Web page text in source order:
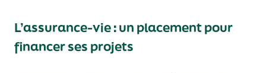
L’assurance-vie : un placement pour
financer ses projets